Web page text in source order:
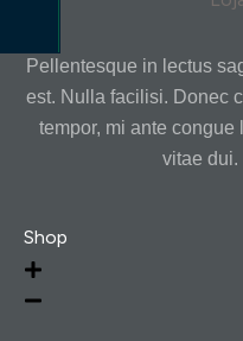
Pellentesque in lectus
est. Nulla facilisi. Donec
tempor, mi ante
vitae dui.
Shop